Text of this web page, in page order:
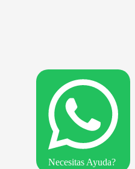
Necesitas Ayuda?